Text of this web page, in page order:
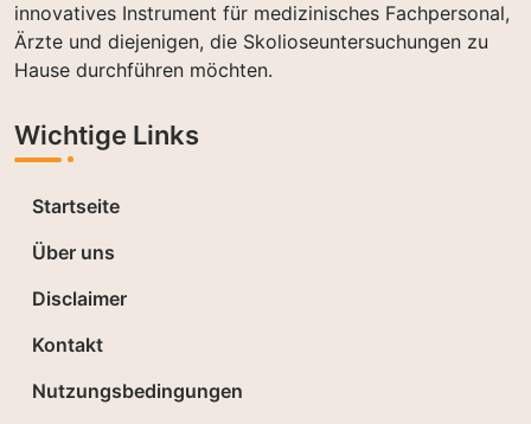
innovatives Instrument für medizinisches Fachpersonal,
Ärzte und diejenigen, die Skolioseuntersuchungen zu
Hause durchführen möchten.
Wichtige Links
Startseite
Über uns
Disclaimer
Kontakt
Nutzungsbedingungen